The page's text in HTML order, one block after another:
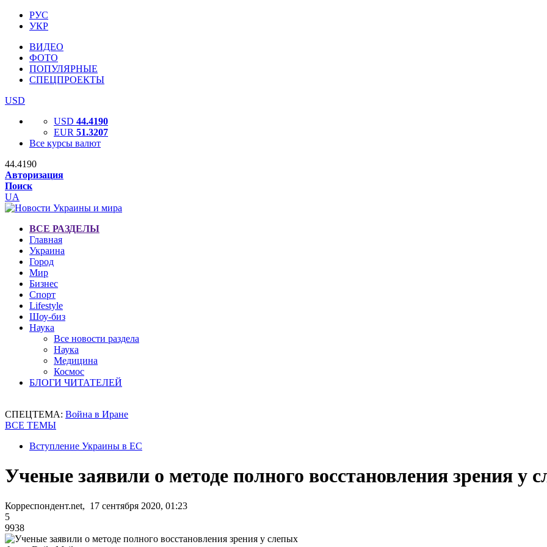
РУС
УКР
ВИДЕО
ФОТО
ПОПУЛЯРНЫЕ
СПЕЦПРОЕКТЫ
USD
USD 44.4190
EUR 51.3207
Все курсы валют
44.4190
Авторизация
Поиск
UA
ВСЕ РАЗДЕЛЫ
Главная
Украина
Город
Мир
Бизнес
Спорт
Lifestyle
Шоу-биз
Наука
Все новости раздела
Наука
Медицина
Космос
БЛОГИ ЧИТАТЕЛЕЙ
СПЕЦТЕМА: Война в Иране
ВСЕ ТЕМЫ
Вступление Украины в ЕС
Ученые заявили о методе полного восстановления зрения у
Корреспондент.net, 17 сентября 2020, 01:23
5
9938